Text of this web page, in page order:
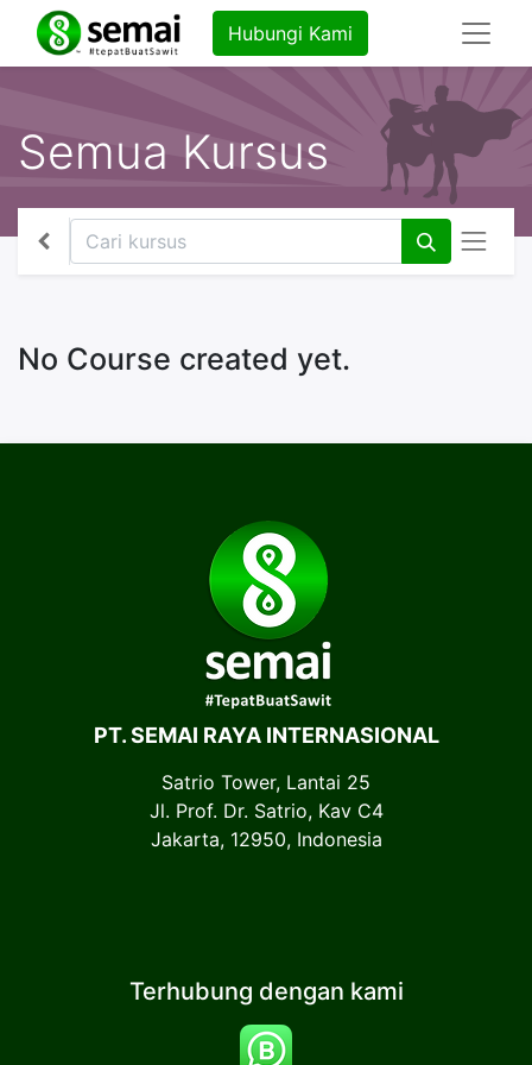
Hubungi Kami
Semua Kursus
No Course created yet.
PT. SEMAI RAYA INTERNASIONAL
Satrio Tower, Lantai 25
Jl. Prof. Dr. Satrio, Kav C4
Jakarta, 12950, Indonesia
Terhubung dengan kami